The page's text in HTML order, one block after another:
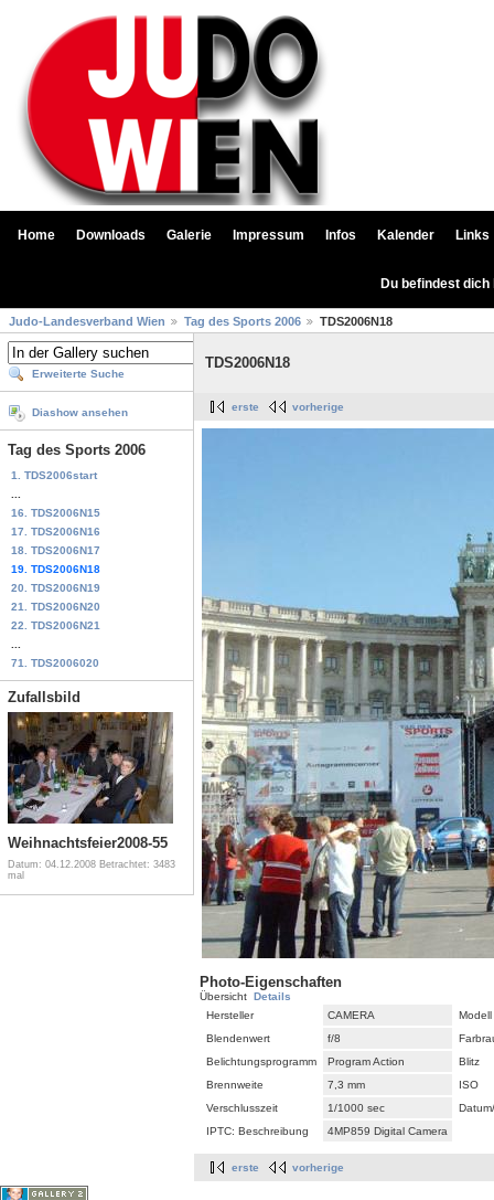
Home Downloads Galerie Impressum Infos Kalender Links
Du befindest
Judo-Landesverband Wien Tag des Sports 2006 TDS2006N18
Erweiterte Suche
Diashow ansehen
Tag des Sports 2006
1. TDS2006start
16. TDS2006N15
17. TDS2006N16
18. TDS2006N17
19. TDS2006N18
20. TDS2006N19
21. TDS2006N20
22. TDS2006N21
71. TDS2006020
Zufallsbild
Weihnachtsfeier2008-55
Datum: 04.12.2008 Betrachtet: 3483
mal
TDS2006N18
erste vorherige
Photo-Eigenschaften
Übersicht Details
Hersteller
CAMERA
Modell
Blendenwert
f/8
Belichtungsprogramm
Program Action
Blitz
Brennweite
7,3 mm
ISO
Verschlusszeit
1/1000 sec
IPTC: Beschreibung
4MP859 Digital Camera
erste vorherige